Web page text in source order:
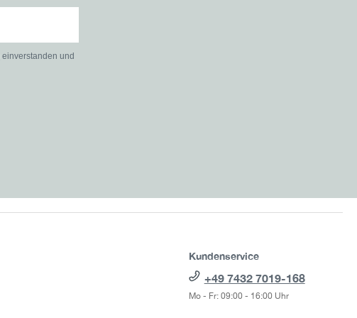
einverstanden und
Kundenservice
+49 7432 7019-168
Mo - Fr: 09:00 - 16:00 Uhr